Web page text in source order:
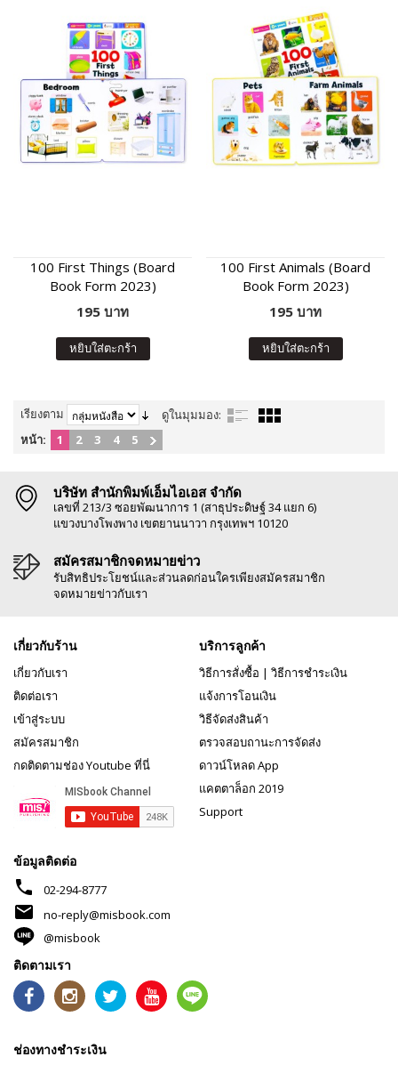
100 First Things (Board
Book Form 2023)
195 บาท
หยิบใส่ตะกร้า
100 First Animals (Board
Book Form 2023)
195 บาท
หยิบใส่ตะกร้า
เรียงตาม
ดูในมุมมอง:
หน้า:
1 2 3 4 5
บริษัท สำนักพิมพ์เอ็มไอเอส จำกัด
เลขที่ 213/3 ซอยพัฒนาการ 1 (สาธุประดิษฐ์ 34 แยก 6)
แขวงบางโพงพาง เขตยานนาวา กรุงเทพฯ 10120
สมัครสมาชิกจดหมายข่าว
รับสิทธิประโยชน์และส่วนลดก่อนใครเพียงสมัครสมาชิก
จดหมายข่าวกับเรา
เกี่ยวกับร้าน
เกี่ยวกับเรา
ติดต่อเรา
เข้าสู่ระบบ
สมัครสมาชิก
กดติดตามช่อง Youtube ที่นี่
บริการลูกค้า
วิธีการสั่งซื้อ | วิธีการชำระเงิน
แจ้งการโอนเงิน
วิธีจัดส่งสินค้า
ตรวจสอบถานะการจัดส่ง
ดาวน์โหลด App
แคตตาล็อก 2019
Support
ข้อมูลติดต่อ
phone 02-294-8777
mail
no-reply@misbook.com
@misbook
ติดตามเรา
ช่องทางชำระเงิน